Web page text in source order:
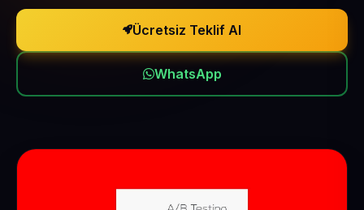
Ücretsiz Teklif Al
WhatsApp